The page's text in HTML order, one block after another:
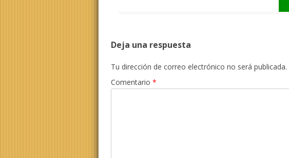
Deja una respuesta
Tu dirección de correo electrónico no será publicada.
Comentario *